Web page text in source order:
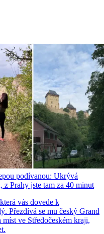
podívanou: Ukrývá
Prahy jste tam za 40 minut
vás dovede k
Přezdívá se mu český Grand
ve Středočeském kraji,